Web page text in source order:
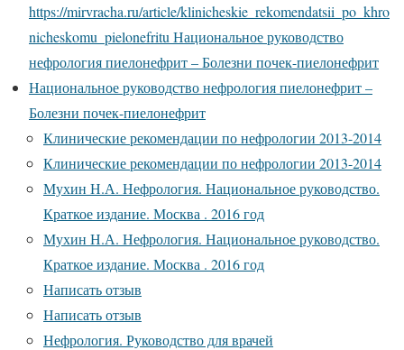
https://mirvracha.ru/article/klinicheskie_rekomendatsii_po_khro
nicheskomu_pielonefritu Национальное руководство
нефрология пиелонефрит – Болезни почек-пиелонефрит
Национальное руководство нефрология пиелонефрит –
Болезни почек-пиелонефрит
Клинические рекомендации по нефрологии 2013-2014
Клинические рекомендации по нефрологии 2013-2014
Мухин Н.А. Нефрология. Национальное руководство.
Краткое издание. Москва . 2016 год
Мухин Н.А. Нефрология. Национальное руководство.
Краткое издание. Москва . 2016 год
Написать отзыв
Написать отзыв
Нефрология. Руководство для врачей